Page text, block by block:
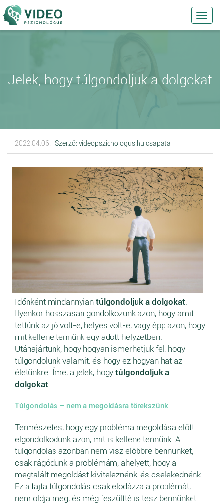
Jelek, hogy túlgondoljuk a dolgokat
2022.04.06. | Szerző: videopszichologus.hu csapata
Időnként mindannyian túlgondoljuk a dolgokat.
Ilyenkor hosszasan gondolkozunk azon, hogy amit
tettünk az jó volt-e, helyes volt-e, vagy épp azon, hogy
mit kellene tennünk egy adott helyzetben.
Utánajártunk, hogy hogyan ismerhetjük fel, hogy
túlgondolunk valamit, és hogy ez hogyan hat az
életünkre. Íme, a jelek, hogy túlgondoljuk a
dolgokat.
Túlgondolás – nem a megoldásra törekszünk
Természetes, hogy egy probléma megoldása előtt
elgondolkodunk azon, mit is kellene tennünk. A
túlgondolás azonban nem visz előbbre bennünket,
csak rágódunk a problémám, ahelyett, hogy a
megtalált megoldást kiviteleznénk, és cselekednénk.
Ez a fajta túlgondolás csak elodázza a problémát,
nem oldja meg, és még feszültté is tesz bennünket.